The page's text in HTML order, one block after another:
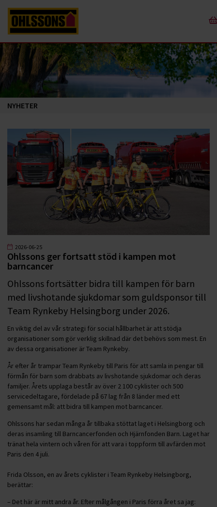
NYHETER
2026-06-25
Ohlssons ger fortsatt stöd i kampen mot
barncancer
Ohlssons fortsätter bidra till kampen för barn
med livshotande sjukdomar som guldsponsor till
Team Rynkeby Helsingborg under 2026.
En viktig del av vår strategi för social hållbarhet är att stödja
organisationer som gör verklig skillnad där det behövs som mest. En
av dessa organisationer är Team Rynkeby.
År efter år trampar Team Rynkeby till Paris för att samla in pengar till
förmån för barn som drabbats av livshotande sjukdomar och deras
familjer. Årets upplaga består av över 2 100 cyklister och 500
servicedeltagare, fördelade på 67 lag från 8 länder med ett
gemensamt mål: att bidra till kampen mot barncancer.
Ohlssons har sedan många år tillbaka stöttat laget i Helsingborg och
deras insamling till Barncancerfonden och Hjärnfonden Barn. Laget har
tränat hela vintern och våren för att vara i toppform till avfärden mot
Paris den 4 juli.
Frida Olsson, en av årets cyklister i Team Rynkeby Helsingborg,
berättar:
– Det här är mitt andra år. Efter målgången i Paris förra året sa jag: